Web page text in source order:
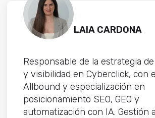
LAIA CARDONA
Responsable de la estrategia
y visibilidad en Cyberclick, con
Allbound y especialización en
posicionamiento SEO, GEO y
automatización con IA. Gestión